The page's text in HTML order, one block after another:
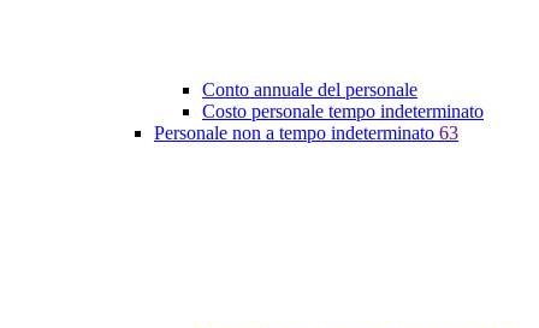
Conto annuale del personale
Costo personale tempo indeterminato
Personale non a tempo indeterminato 63